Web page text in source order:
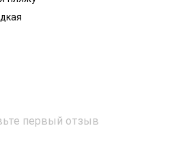
первый отзыв